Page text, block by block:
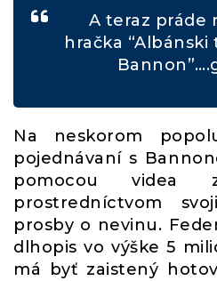
A teraz práde
hračka
Na neskorom
pojednávaní s
pomocou videa
prostredníctvom
prosby o nevinu.
dlhopis vo výške 5
má byť zaistený